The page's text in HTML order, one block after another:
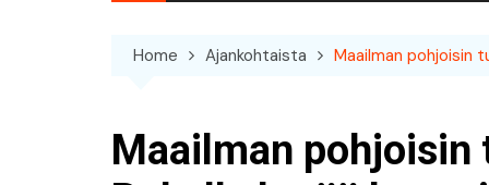
Uutiset: Matkailu
Home Ajankohtaista Maailman pohjoisin
Maailman